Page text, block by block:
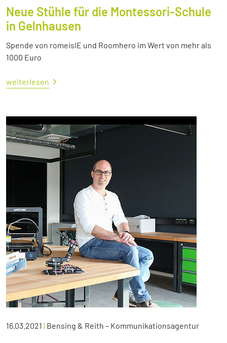
Neue Stühle für die Montessori-Schule
in Gelnhausen
Spende von romeisIE und Roomhero im Wert von mehr als
1000 Euro
weiterlesen
16.03.2021 | Bensing & Reith – Kommunikationsagentur